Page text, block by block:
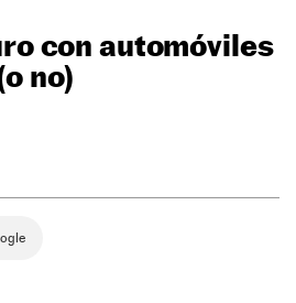
con automóviles
no)